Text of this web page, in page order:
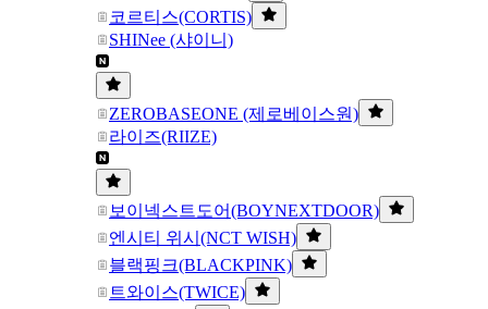
코르티스(CORTIS)
SHINee (샤이니)
ZEROBASEONE (제로베이스원)
라이즈(RIIZE)
보이넥스트도어(BOYNEXTDOOR)
엔시티 위시(NCT WISH)
블랙핑크(BLACKPINK)
트와이스(TWICE)